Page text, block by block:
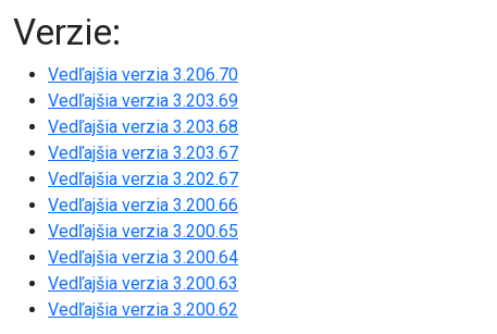
Verzie:
Vedľajšia verzia 3.206.70
Vedľajšia verzia 3.203.69
Vedľajšia verzia 3.203.68
Vedľajšia verzia 3.203.67
Vedľajšia verzia 3.202.67
Vedľajšia verzia 3.200.66
Vedľajšia verzia 3.200.65
Vedľajšia verzia 3.200.64
Vedľajšia verzia 3.200.63
Vedľajšia verzia 3.200.62